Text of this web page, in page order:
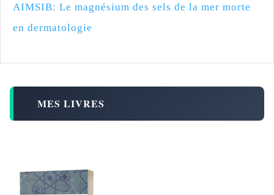
AIMSIB: Le magnésium des sels de la mer morte
en dermatologie
MES LIVRES